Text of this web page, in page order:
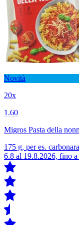
Novità
20x
1.60
Migros Pasta della
175 g, per es.
6.8 al 19.8.2026, fino